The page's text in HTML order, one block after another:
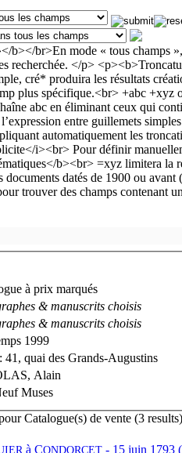
à prix marqués
& manuscrits choisis
& manuscrits choisis
1999
41, quai des Grands-Augustins
Alain
Muses
Catalogue(s) de vente (3 results)
à CONDORCET - 15 juin 1793